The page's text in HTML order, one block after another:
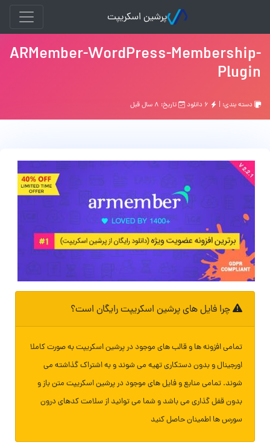
پرشین اسکریپت
ARMember-WordPress-Membership-
Plugin
دسته بندی: | تاریخ: ۸ سال قبل
چرا فایل های پرشین اسکریپت رایگان است؟
تمامی افزونه ها و قالب های موجود در پرشین اسکریپت به صورت کاملا
اورجینال و بدون دستکاری تهیه می شوند و به اشتراک گذاشته می
شوند. تمامی منابع و فایل های موجود در پرشین اسکریپت متن باز و
بدون قفل گذاری می باشد و شما می توانید از سلامت کدهای درون
سورس ها اطمینان حاصل کنید